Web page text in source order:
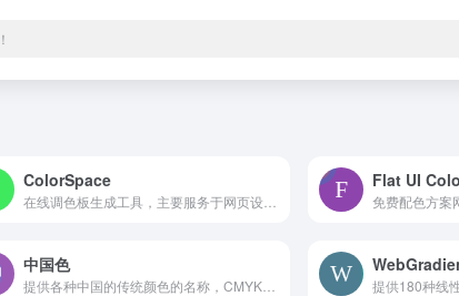
ColorSpace Flat UI
免费配色方案
中国色
提供180种线